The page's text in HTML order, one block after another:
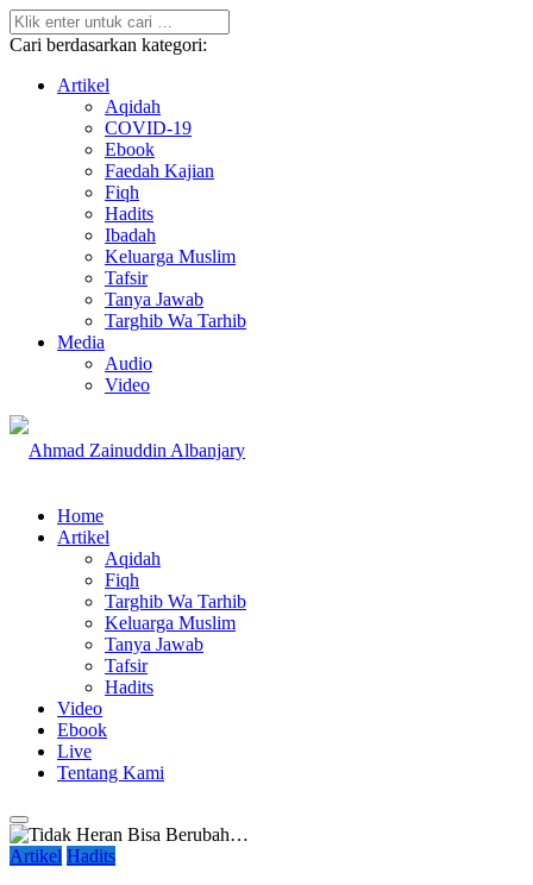
Cari berdasarkan kategori:
Artikel
Aqidah
COVID-19
Ebook
Faedah Kajian
Fiqh
Hadits
Ibadah
Keluarga Muslim
Tafsir
Tanya Jawab
Targhib Wa Tarhib
Media
Audio
Video
Home
Artikel
Aqidah
Fiqh
Targhib Wa Tarhib
Keluarga Muslim
Tanya Jawab
Tafsir
Hadits
Video
Ebook
Live
Tentang Kami
Artikel Hadits